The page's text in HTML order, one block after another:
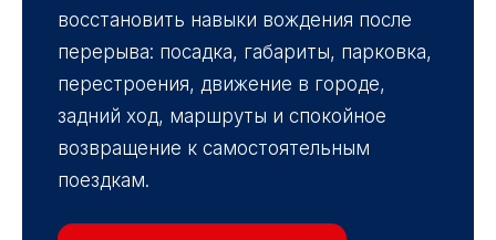
восстановить навыки вождения после
перерыва: посадка, габариты, парковка,
перестроения, движение в городе,
задний ход, маршруты и спокойное
возвращение к самостоятельным
поездкам.